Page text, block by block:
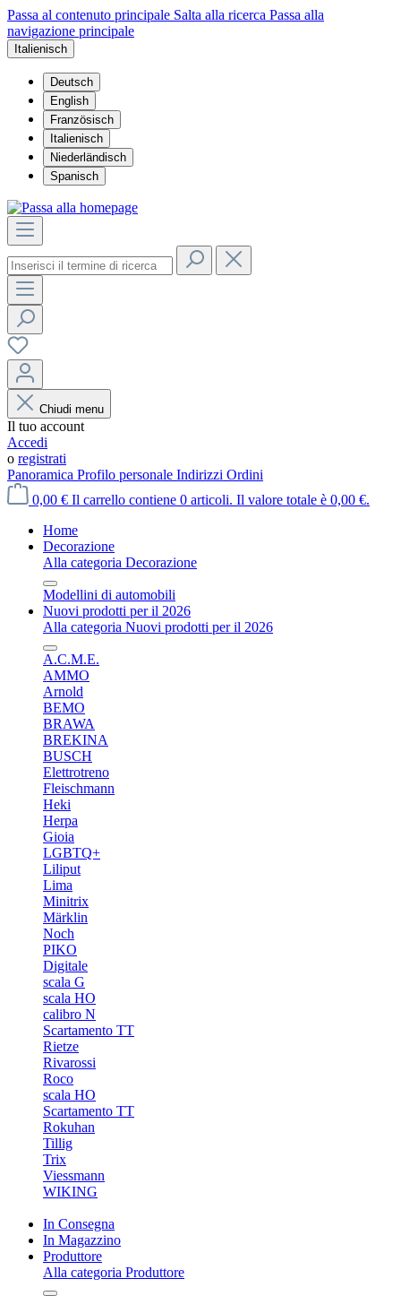
Passa al contenuto principale Salta alla ricerca Passa alla
navigazione principale
Italienisch
Deutsch
English
Französisch
Italienisch
Niederländisch
Spanisch
Chiudi menu
Il tuo account
Accedi
o registrati
Panoramica Profilo personale Indirizzi Ordini
0,00 € Il carrello contiene 0 articoli. Il valore totale è 0,00 €.
Home
Decorazione
Alla categoria Decorazione
Modellini di automobili
Nuovi prodotti per il 2026
Alla categoria Nuovi prodotti per il 2026
A.C.M.E.
AMMO
Arnold
BEMO
BRAWA
BREKINA
BUSCH
Elettrotreno
Fleischmann
Heki
Herpa
Gioia
LGBTQ+
Liliput
Lima
Minitrix
Märklin
Noch
PIKO
Digitale
scala G
scala HO
calibro N
Scartamento TT
Rietze
Rivarossi
Roco
scala HO
Scartamento TT
Rokuhan
Tillig
Trix
Viessmann
WIKING
In Consegna
In Magazzino
Produttore
Alla categoria Produttore